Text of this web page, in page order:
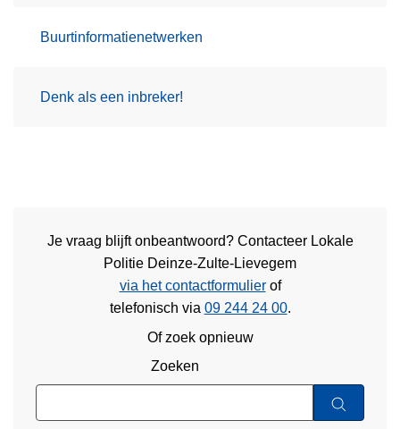
Buurtinformatienetwerken
Denk als een inbreker!
Je vraag blijft onbeantwoord? Contacteer Lokale
Politie Deinze-Zulte-Lievegem
via het contactformulierof
telefonisch via 09 244 24 00.
Of zoek opnieuw
Zoeken